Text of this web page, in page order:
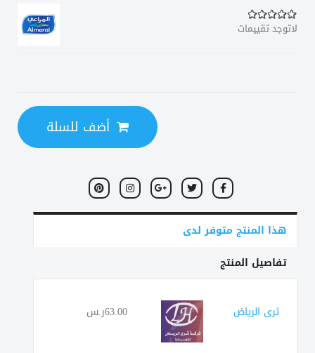
لاتوجد تقييمات
أضف للسلة
هذا المنتج متوفر لدى
تفاصيل المنتج
ثرى الرياض 63.00ر.س